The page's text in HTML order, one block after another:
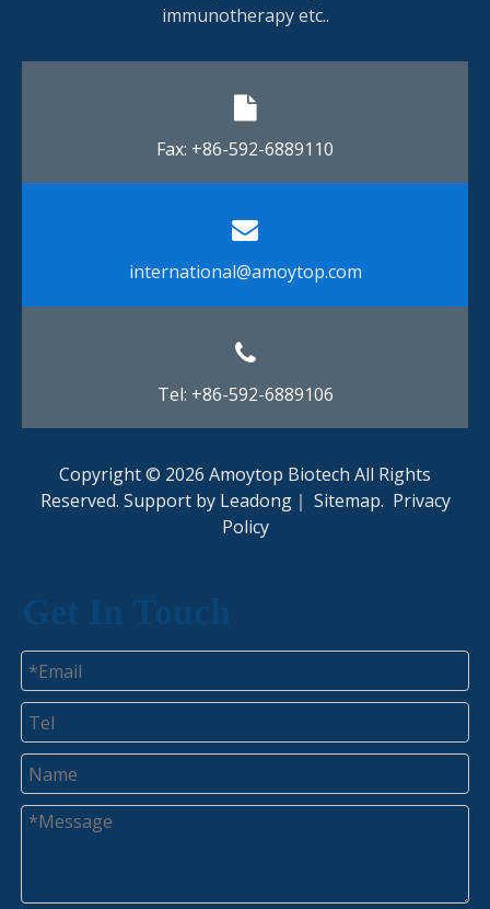
immunotherapy etc..
Fax: +86-592-6889110​​​​​​​
international@amoytop.com​​​​​​​
Tel: +86-592-6889106
Copyright © 2026 Amoytop Biotech All Rights
Reserved. Support by Leadong｜ Sitemap. Privacy
Policy​​​​​​​
Get In Touch